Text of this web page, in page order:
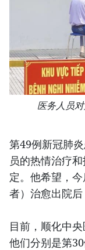
医务人员
第49例新冠肺
员的热情治疗
定。他希望，
者）治愈出院后
目前，顺化中
他们分别是第